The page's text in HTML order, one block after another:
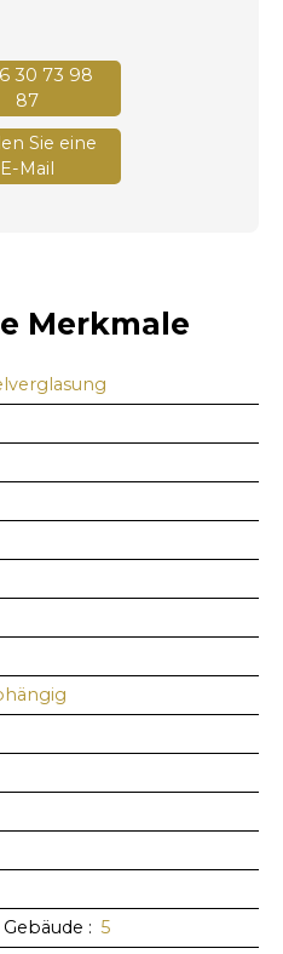
30 73 98
87
Sie eine
E-Mail
Merkmale
: 5